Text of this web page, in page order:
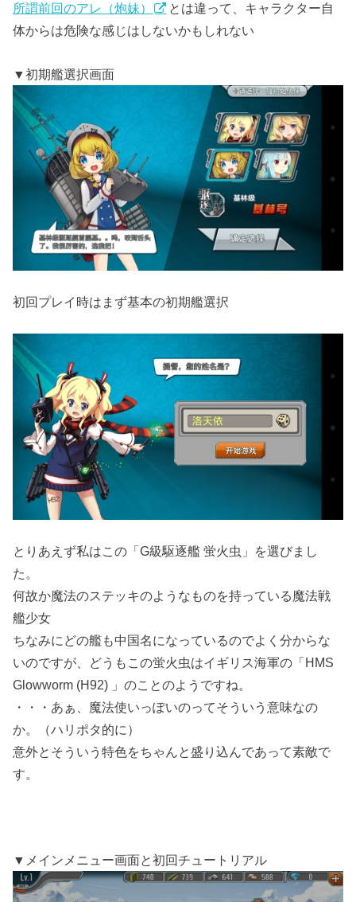
所謂前回のアレ（炮妹）
とは違って、キャラクター自
体からは危険な感じはしないかもしれない
▼初期艦選択画面
初回プレイ時はまず基本の初期艦選択
とりあえず私はこの「G級駆逐艦 蛍火虫」を選びまし
た。
何故か魔法のステッキのようなものを持っている魔法戦
艦少女
ちなみにどの艦も中国名になっているのでよく分からな
いのですが、どうもこの蛍火虫はイギリス海軍の「HMS
Glowworm (H92) 」のことのようですね。
・・・あぁ、魔法使いっぽいのってそういう意味なの
か。（ハリポタ的に）
意外とそういう特色をちゃんと盛り込んであって素敵で
す。
▼メインメニュー画面と初回チュートリアル